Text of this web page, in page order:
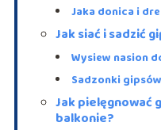
Jaka donica i
Jak siać i sadzić
Wysiew nasion
Sadzonki
Jak pielęgnować
balkonie?